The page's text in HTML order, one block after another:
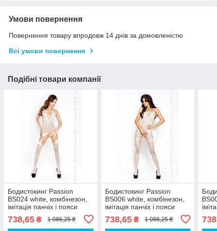
Умови повернення
Повернення товару впродовж 14 днів за домовленістю
Всі умови повернення
Подібні товари компанії
Бодистокинг Passion
BS024 white, комбінезон,
імітація панчіх і пояси
738,65 ₴ 1 086,25 ₴
Бодистокинг Passion
BS006 white, комбінезон,
імітація панчіх і пояси
738,65₴ 1 086,25 ₴